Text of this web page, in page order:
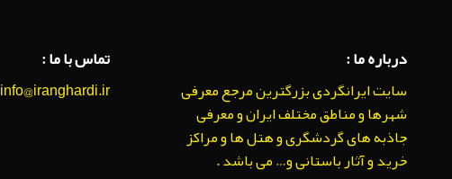
درباره ما :
سایت ایرانگردی بزرگترین مرجع معرفی
شهرها و مناطق مختلف ایران و معرفی
جاذبه های گردشگری و هتل ها و مراکز
خرید و آثار باستانی و… می باشد .
تماس با ما :
info@iranghardi.ir